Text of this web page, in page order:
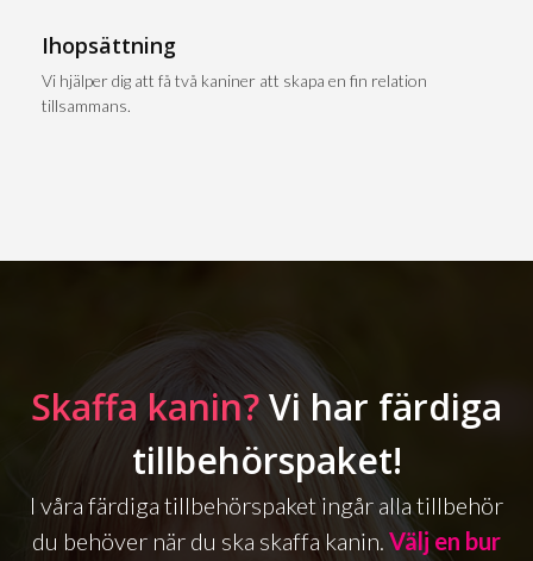
Ihopsättning
Vi hjälper dig att få två kaniner att skapa en fin relation
tillsammans.
Skaffa kanin?Vi har färdiga
tillbehörspaket!
I våra färdiga tillbehörspaket ingår alla tillbehör
du behöver när du ska skaffa kanin. Välj en bur